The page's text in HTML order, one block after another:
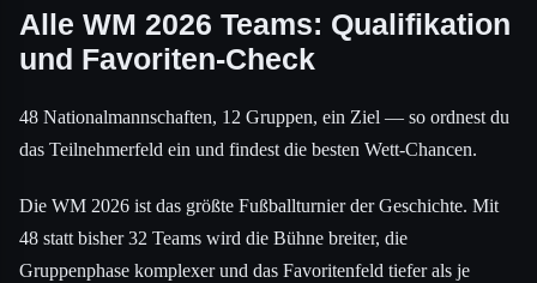
Alle WM 2026 Teams: Qualifikation
und Favoriten-Check
48 Nationalmannschaften, 12 Gruppen, ein Ziel — so ordnest du
das Teilnehmerfeld ein und findest die besten Wett-Chancen.
Die WM 2026 ist das größte Fußballturnier der Geschichte. Mit
48 statt bisher 32 Teams wird die Bühne breiter, die
Gruppenphase komplexer und das Favoritenfeld tiefer als je